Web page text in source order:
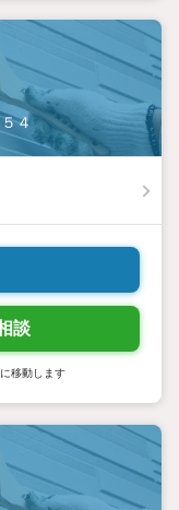
４
談
移動します